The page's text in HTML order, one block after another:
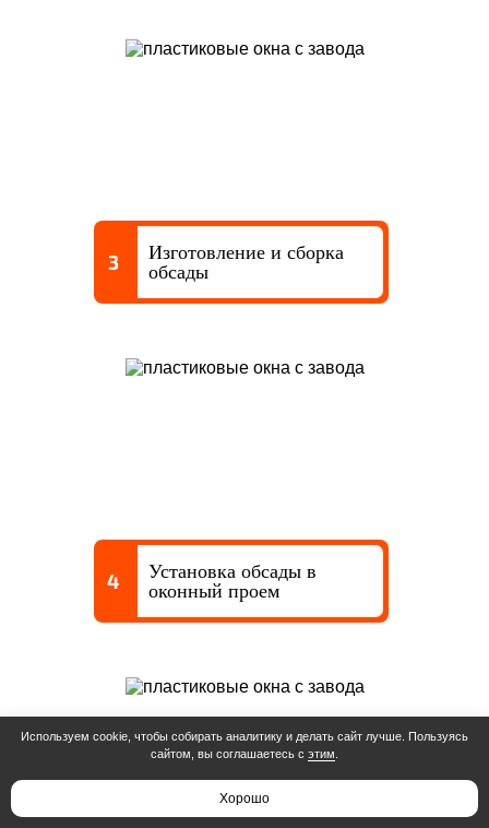
3
Изготовление и сборка
обсады
4
Установка обсады в
оконный проем
Используем cookie, чтобы собирать аналитику и делать сайт лучше. Пользуясь
сайтом, вы соглашаетесь с этим
Хорошо